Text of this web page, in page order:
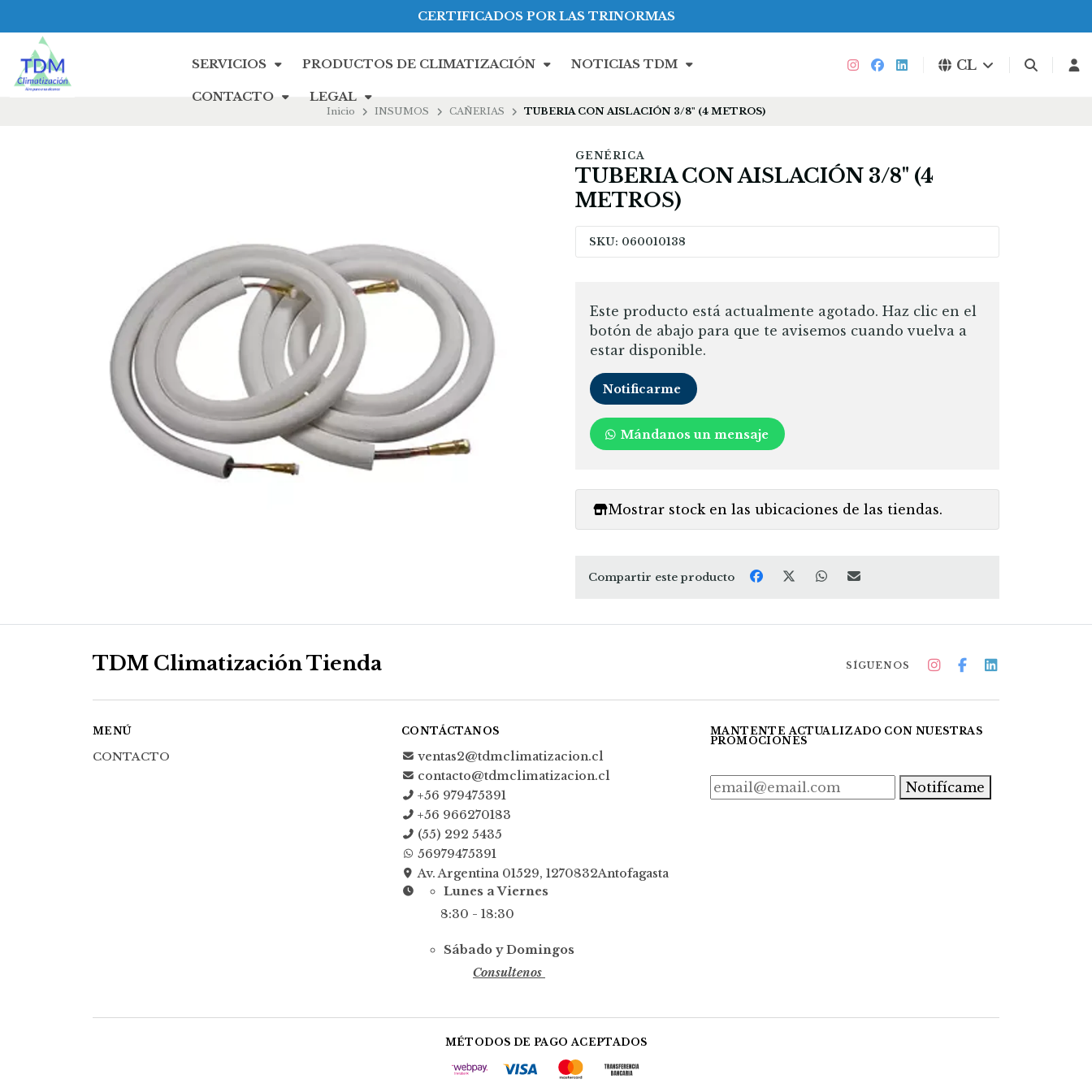
SERVICIOS PRODUCTOS DE CLIMATIZACIÓN NOTICIAS TDM
CONTACTO LEGAL
CL
CERTIFICADOS POR LAS TRINORMAS
Inicio INSUMOS CAÑERIAS TUBERIA CON AISLACIÓN 3/8" (4 METROS)
GENÉRICA
TUBERIA CON AISLACIÓN 3/8" (4
METROS)
SKU: 060010138
Este producto está actualmente agotado. Haz clic en el
botón de abajo para que te avisemos cuando vuelva a
estar disponible.
Notificarme
Mándanos un mensaje
Mostrar stock en las ubicaciones de las tiendas.
Compartir este producto
TDM Climatización Tienda SÍGUENOS
MENÚ
CONTACTO
CONTÁCTANOS
ventas2@tdmclimatizacion.cl
contacto@tdmclimatizacion.cl
+56 979475391
+56 966270183
(55) 292 5435
56979475391
Av. Argentina 01529, 1270832Antofagasta
Lunes a Viernes
8:30 - 18:30
Sábado y Domingos
Consultenos
MANTENTE ACTUALIZADO CON NUESTRAS
PROMOCIONES
Notifícame
MÉTODOS DE PAGO ACEPTADOS